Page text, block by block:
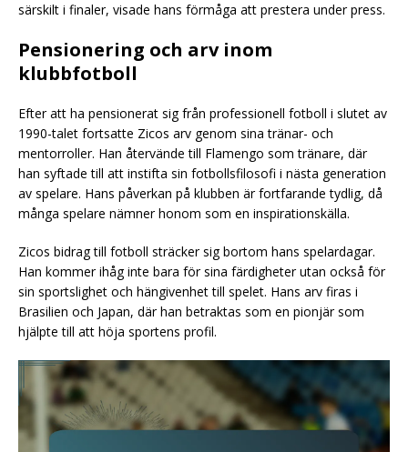
särskilt i finaler, visade hans förmåga att prestera under press.
Pensionering och arv inom
klubbfotboll
Efter att ha pensionerat sig från professionell fotboll i slutet av
1990-talet fortsatte Zicos arv genom sina tränar- och
mentorroller. Han återvände till Flamengo som tränare, där
han syftade till att instifta sin fotbollsfilosofi i nästa generation
av spelare. Hans påverkan på klubben är fortfarande tydlig, då
många spelare nämner honom som en inspirationskälla.
Zicos bidrag till fotboll sträcker sig bortom hans spelardagar.
Han kommer ihåg inte bara för sina färdigheter utan också för
sin sportslighet och hängivenhet till spelet. Hans arv firas i
Brasilien och Japan, där han betraktas som en pionjär som
hjälpte till att höja sportens profil.